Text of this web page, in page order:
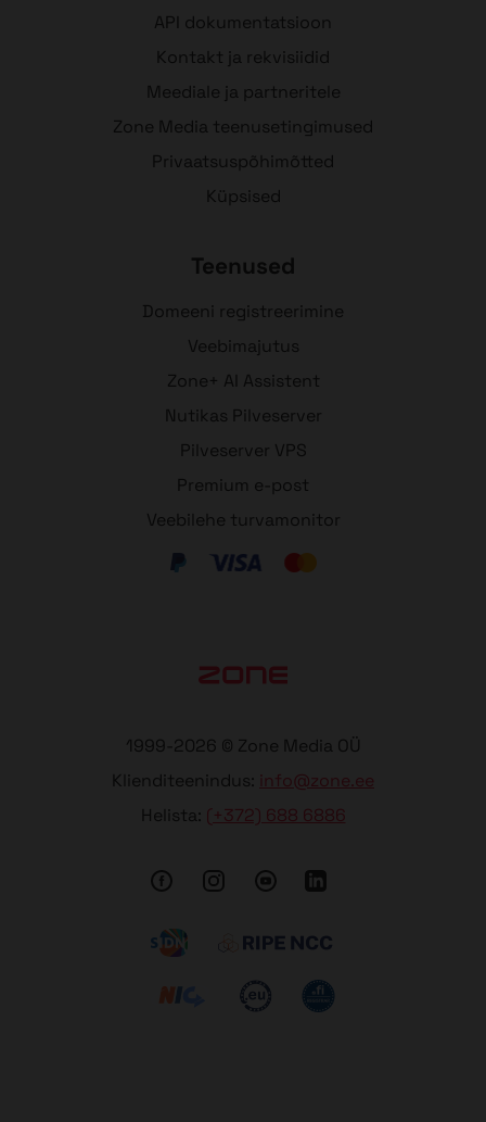
1999-2026 © Zone Media OÜ
Klienditeenindus: info@zone.ee
Helista: (+372) 688 6886
API dokumentatsioon
Kontakt ja rekvisiidid
Meediale ja partneritele
Zone Media teenusetingimused
Privaatsuspõhimõtted
Küpsised
Teenused
Domeeni registreerimine
Veebimajutus
Zone+ AI Assistent
Nutikas Pilveserver
Pilveserver VPS
Premium e-post
Veebilehe turvamonitor